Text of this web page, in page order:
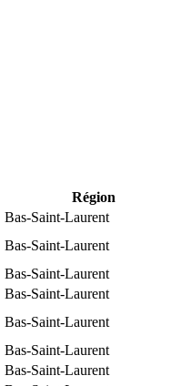
Région
Bas-Saint-Laurent
Bas-Saint-Laurent
Bas-Saint-Laurent
Bas-Saint-Laurent
Bas-Saint-Laurent
Bas-Saint-Laurent
Bas-Saint-Laurent